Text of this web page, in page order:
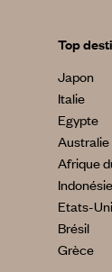
Top
Japon
Italie
Egypte
Australie
Afrique
Indonésie
Etats-
Brésil
Grèce